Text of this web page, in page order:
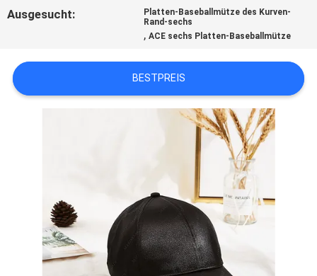
NACHRICHTEN
FÄLLE
SITEMAP
Ausgesucht:
Platten-Baseballmütze des Kurven-
Rand-sechs
,ACE sechs Platten-Baseballmütze
BESTPREIS